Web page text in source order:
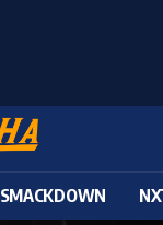
SMACKDOWN